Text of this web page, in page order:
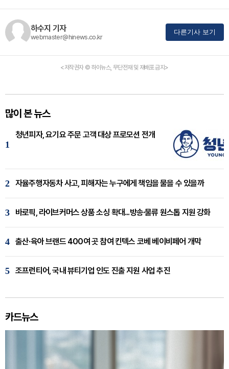
하수지 기자
webmaster@hinews.co.kr
다른기사 보기
<저작권자 © 하이뉴스, 무단전재 및 재배포 금지>
많이 본 뉴스
1
청년피자, 요기요 주문 고객 대상 프로모션 전개
2 자율주행자동차 사고, 피해자는 누구에게 책임을 물을 수 있을까
3 바로픽, 라이브커머스 상품 소싱 확대...방송·물류 원스톱 지원 강화
4 출산·육아 브랜드 400여 곳 참여 킨텍스 코베 베이비페어 개막
5 조프런티어, 국내 뷰티기업 인도 진출 지원 사업 추진
카드뉴스